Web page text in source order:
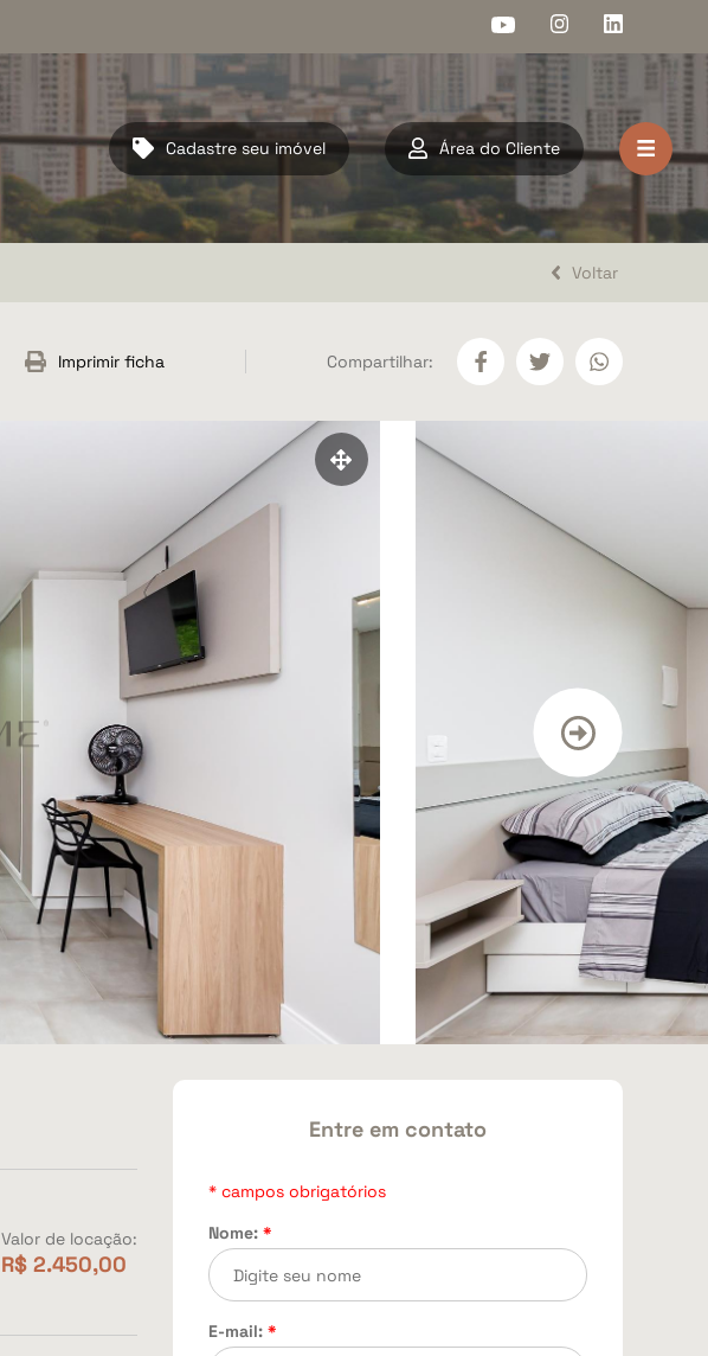
Cadastre seu imóvel
Área do Cliente
HOME
VENDA
LANÇAMENTOS
DOCUMENTOS
TRABALHE CONOSCO
BLOG
Voltar
Imprimir ficha Compartilhar:
Valor de locação:
R$ 2.450,00
Entre em contato
* campos obrigatórios
Nome:*
E-mail:*